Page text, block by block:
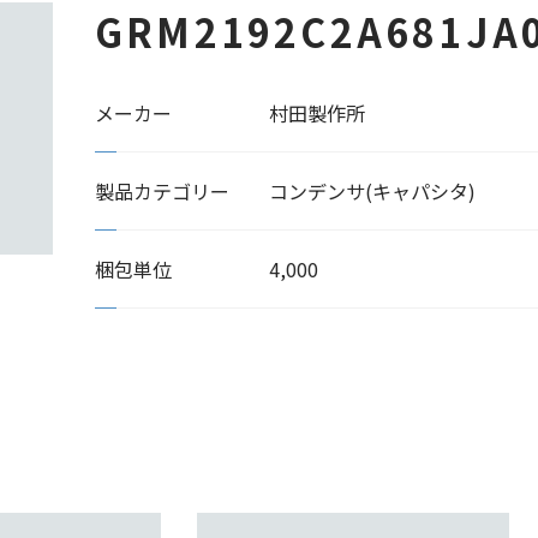
メーカー 村田製作所
製品カテゴリー コンデンサ(キャパシタ)
梱包単位 4,000